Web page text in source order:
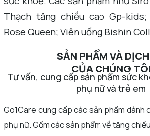
Thạch tăng chiều cao Gp-kids;
Rose Queen; Viên uống Bishin
SẢN PHẨM VÀ
CỦA CHÚNG TÔI​
Tư vấn, cung cấp sản phẩm sức
phụ nữ và trẻ em
Go1Care cung cấp các sản phẩm dành
phụ nữ. Gồm các sản phẩm về tăng